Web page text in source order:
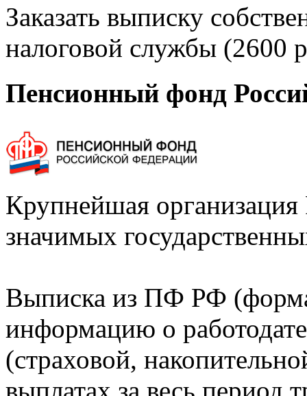
Заказать выписку
налоговой службы (2600
Пенсионный фонд
Крупнейшая
значимых
Выписка из ПФ РФ
информацию о
(страховой,
выплатах за весь период